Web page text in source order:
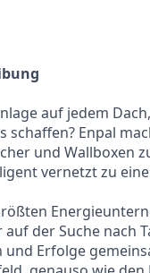
auf jedem
schaffen? Enpal
und Wallboxen
vernetzt zu
der Suche nach
Erfolge